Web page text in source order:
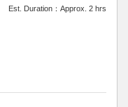
Est. Duration：Approx. 2 hrs